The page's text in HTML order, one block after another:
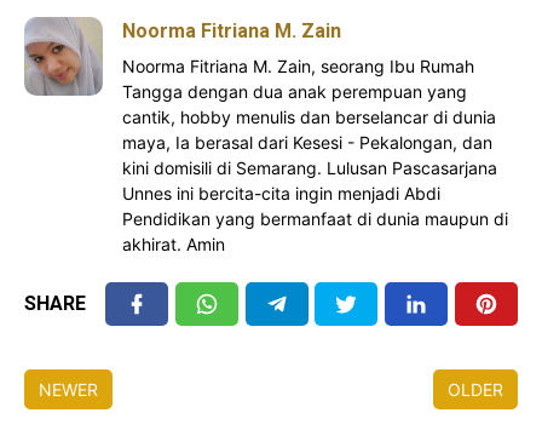
Noorma Fitriana M. Zain
Noorma Fitriana M. Zain, seorang Ibu Rumah
Tangga dengan dua anak perempuan yang
cantik, hobby menulis dan berselancar di dunia
maya, Ia berasal dari Kesesi - Pekalongan, dan
kini domisili di Semarang. Lulusan Pascasarjana
Unnes ini bercita-cita ingin menjadi Abdi
Pendidikan yang bermanfaat di dunia maupun di
akhirat. Amin
SHARE
NEWER OLDER